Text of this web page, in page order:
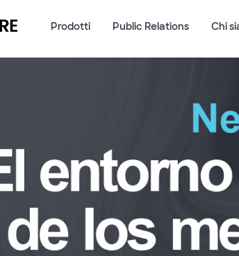
Prodotti Public Relations Chi